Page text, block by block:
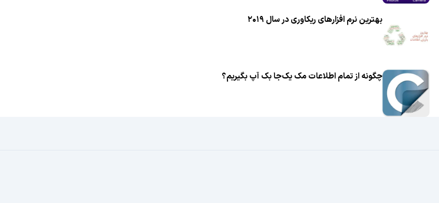
بهترین نرم افزارهای ریکاوری در سال ۲۰۱۹
چگونه از تمام اطلاعات مک یک‌جا بک آپ بگیریم؟